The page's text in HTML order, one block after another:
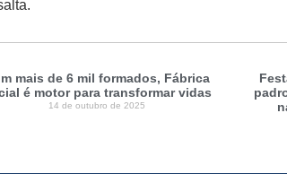
mais de 6 mil formados, Fábrica
é motor para transformar vidas
14 de outubro de 2025